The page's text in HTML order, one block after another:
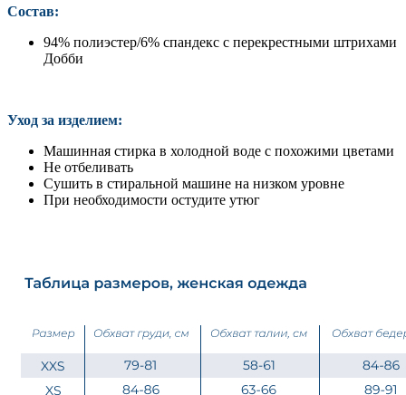
Состав:
94% полиэстер/6% спандекс с перекрестными штрихами
Добби
Уход за изделием:
Машинная стирка в холодной воде с похожими цветами
Не отбеливать
Сушить в стиральной машине на низком уровне
При необходимости остудите утюг